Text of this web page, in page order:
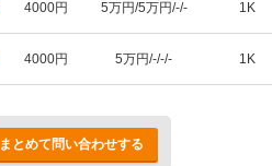
4000円 5万円/5万円/-/- 1K
4000円 5万円/-/-/- 1K
まとめて問い合わせする